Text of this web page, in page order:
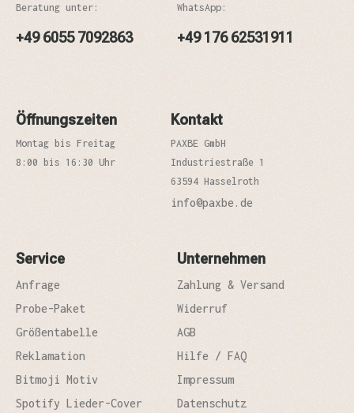
Beratung unter:
+49 6055 7092863
WhatsApp:
+49 176 62531911
Öffnungszeiten
Montag bis Freitag
8:00 bis 16:30 Uhr
Kontakt
PAXBE GmbH
Industriestraße 1
63594 Hasselroth
info@paxbe.de
Service
Anfrage
Probe-Paket
Größentabelle
Reklamation
Bitmoji Motiv
Spotify Lieder-Cover
Unternehmen
Zahlung & Versand
Widerruf
AGB
Hilfe / FAQ
Impressum
Datenschutz